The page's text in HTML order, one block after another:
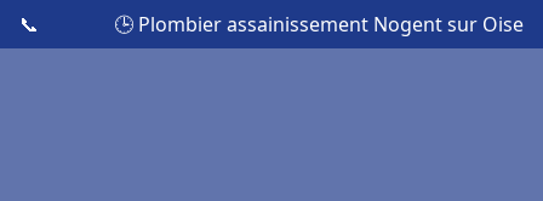
📞 🕒 Plombier assainissement Nogent sur Oise